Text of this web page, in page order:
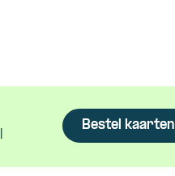
Bestel kaarten